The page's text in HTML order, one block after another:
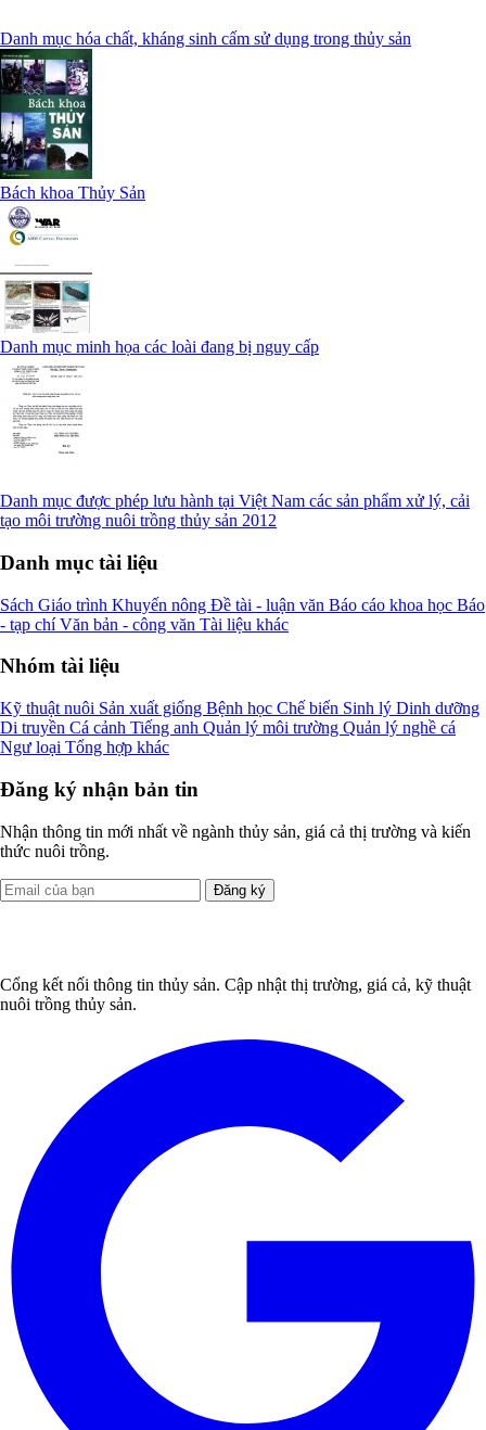
Danh mục hóa chất, kháng sinh cấm sử dụng trong thủy sản
Bách khoa Thủy Sản
Danh mục minh họa các loài đang bị nguy cấp
Danh mục được phép lưu hành tại Việt Nam các sản phẩm xử lý, cải
tạo môi trường nuôi trồng thủy sản 2012
Danh mục tài liệu
Sách Giáo trình Khuyến nông Đề tài - luận văn Báo cáo khoa học Báo
- tạp chíVăn bản - công văn Tài liệu khác
Nhóm tài liệu
Kỹ thuật nuôi Sản xuất giống Bệnh học Chế biến Sinh lý Dinh dưỡng
Di truyền Cá cảnh Tiếng anh Quản lý môi trường Quản lý nghề cá
Ngư loại Tổng hợp khác
Đăng ký nhận bản tin
Nhận thông tin mới nhất về ngành thủy sản, giá cả thị trường và kiến
thức nuôi trồng.
Đăng ký
Cổng kết nối thông tin thủy sản. Cập nhật thị trường, giá cả, kỹ thuật
nuôi trồng thủy sản.